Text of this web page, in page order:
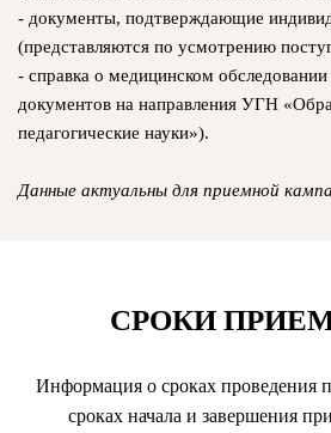
- документы, подтверждающие
(представляются по усмотрению
- справка о медицинском
документов на направления УГН
педагогические науки»).
Данные актуальны для приемной
СРОКИ
Информация о сроках проведения
сроках начала и завершения